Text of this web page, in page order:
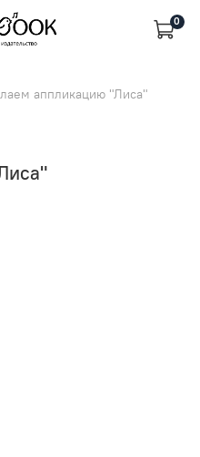
0
аппликацию "Лиса"